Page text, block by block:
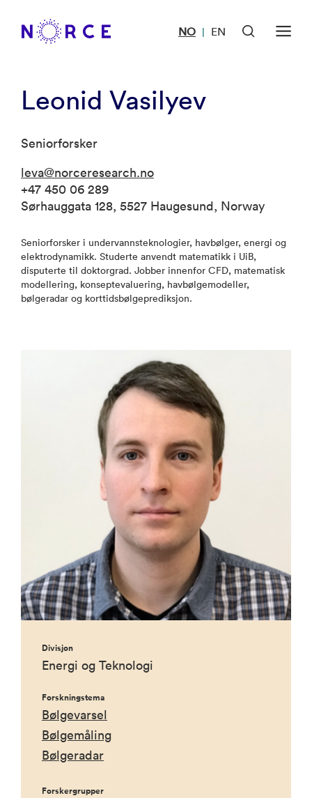
NO | EN
Leonid Vasilyev
Seniorforsker
leva@norceresearch.no
+47 450 06 289
Sørhauggata 128, 5527 Haugesund, Norway
Seniorforsker i undervannsteknologier, havbølger, energi og
elektrodynamikk. Studerte anvendt matematikk i UiB,
disputerte til doktorgrad. Jobber innenfor CFD, matematisk
modellering, konseptevaluering, havbølgemodeller,
bølgeradar og korttidsbølgeprediksjon.
Divisjon
Energi og Teknologi
Forskningstema
Bølgevarsel
Bølgemåling
Bølgeradar
Forskergrupper